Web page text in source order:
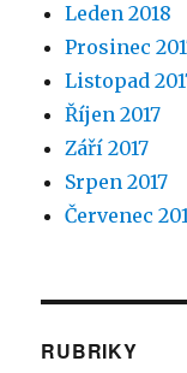
Leden 2018
Prosinec
Listopad
Říjen 2017
Září 2017
Srpen 2017
Červenec
RUBRIKY